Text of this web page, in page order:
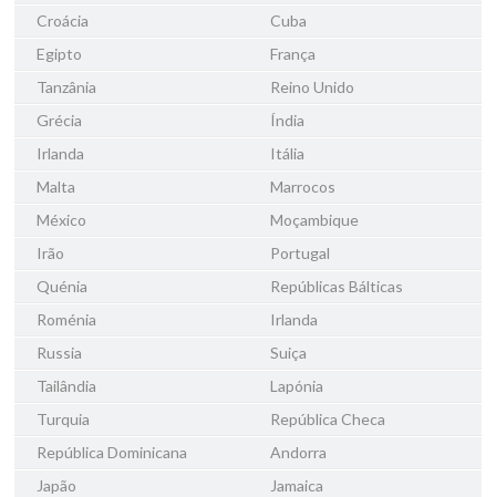
Croácia
Cuba
Egipto
França
Tanzânia
Reino Unido
Grécia
Índia
Irlanda
Itália
Malta
Marrocos
México
Moçambique
Irão
Portugal
Quénia
Repúblicas Bálticas
Roménia
Irlanda
Russia
Suiça
Tailândia
Lapónia
Turquia
República Checa
República Dominicana
Andorra
Japão
Jamaica